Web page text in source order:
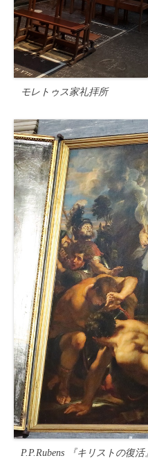
モレトゥス家礼拝所
P.P.Rubens 『キリストの復活